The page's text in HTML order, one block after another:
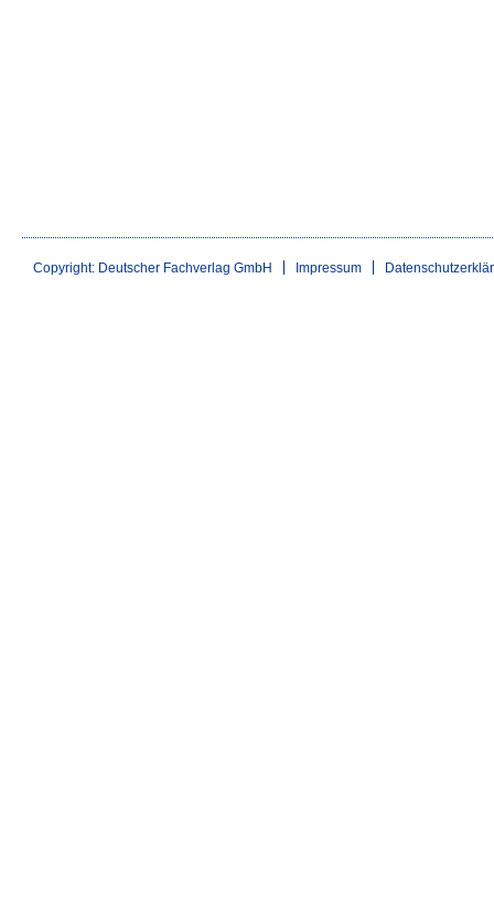
Copyright: Deutscher Fachverlag GmbH Impressum